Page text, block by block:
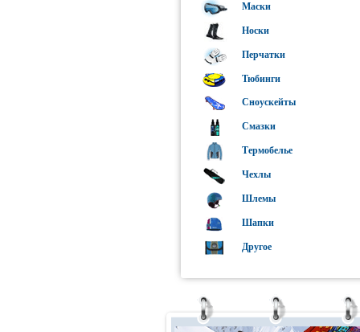
Маски
Носки
Перчатки
Тюбинги
Сноускейты
Смазки
Термобелье
Чехлы
Шлемы
Шапки
Другое